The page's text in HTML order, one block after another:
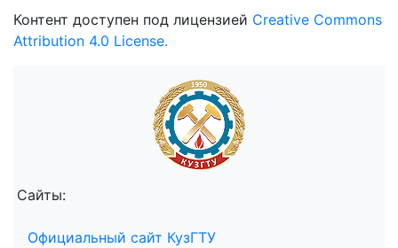
Контент доступен под лицензией Creative Commons
Attribution 4.0 License.
Сайты:
Официальный сайт КузГТУ